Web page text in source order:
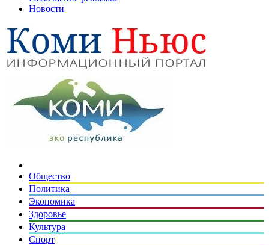
Новости
Общество
Политика
Экономика
Здоровье
Культура
Спорт